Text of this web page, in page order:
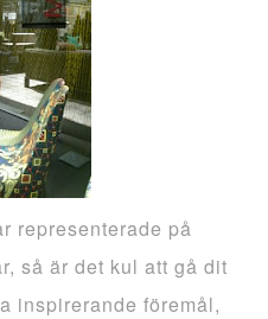
representerade på
så är det kul att gå dit
inspirerande föremål,